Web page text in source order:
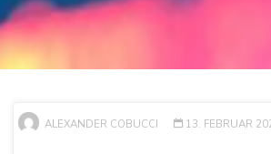
ALEXANDER COBUCCI 13. FEBRUAR